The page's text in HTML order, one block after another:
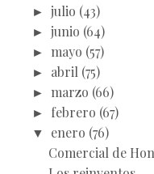
► julio (43)
► junio (64)
► mayo (57)
► abril (75)
► marzo (66)
► febrero (67)
▼ enero (76)
Comercial de